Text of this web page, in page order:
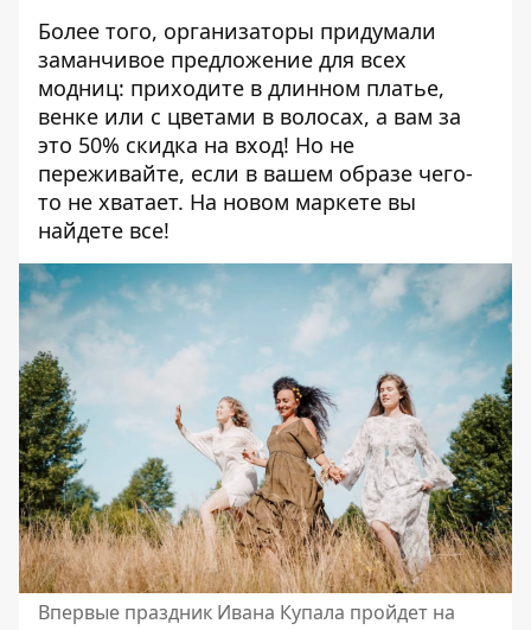
Более того, организаторы придумали
заманчивое предложение для всех
модниц: приходите в длинном платье,
венке или с цветами в волосах, а вам за
это 50% скидка на вход! Но не
переживайте, если в вашем образе чего-
то не хватает. На новом маркете вы
найдете все!
Впервые праздник Ивана Купала пройдет на